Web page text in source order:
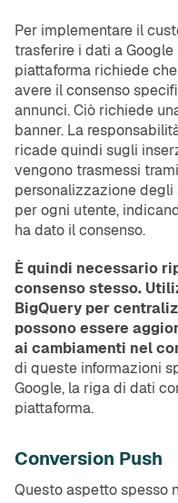
Per implementare il
trasferire i dati a
piattaforma richiede
avere il consenso
annunci. Ciò richiede
banner. La
ricade quindi sugli
vengono trasmessi
personalizzazione
per ogni utente,
ha dato il consenso.
È quindi necessario
consenso stesso.
BigQuery per
possono essere
ai cambiamenti nel
di queste informazioni
Google, la riga di dati
piattaforma.
Conversion Push
Questo aspetto spesso